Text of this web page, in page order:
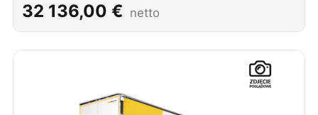
32 136,00 € netto